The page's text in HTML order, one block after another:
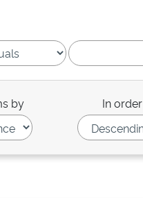
by In order